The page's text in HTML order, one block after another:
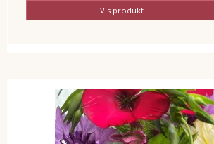
Vis produkt